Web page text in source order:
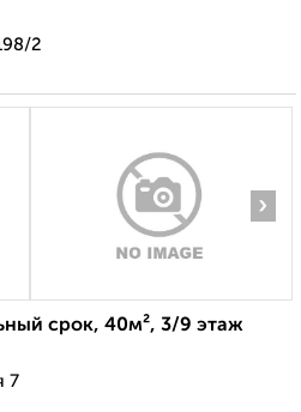
2
›
срок, 40м², 3/9 этаж
7